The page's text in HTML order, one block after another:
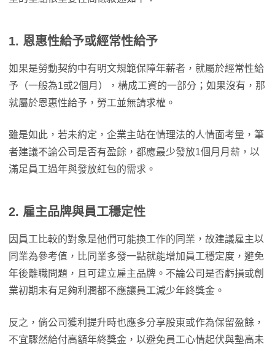
1. 恩惠性給予或經常性給予
如果是勞動契約中有明文規範保障年薪者，就屬於經常性給
予（一般為1或2個月），構成工資的一部分；如果沒有，那
就屬於恩惠性給予，勞工並無請求權。
雖是如此，若未約定，企業主站在情理法的人情面考量，筆
者建議不論公司是否有盈餘，都應最少發放1個月月薪，以
滿足員工過年與發放紅包的需求。
2. 雇主品牌與員工穩定性
因員工比較的對象是他們可能換工作的同業，故建議雇主以
同業為參考值，比同業多發一點就能增加員工穩定度，避免
年後離職問題，且可建立雇主品牌。不論公司是否虧損或創
業初期未有足夠利潤都不應讓員工減少年終獎金。
反之，倘公司獲利提升時也應多分享股東或作為保留盈餘，
不宜驟然給付高額年終獎金，以避免員工心情起伏與墊高未